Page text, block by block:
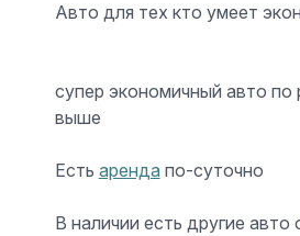
Авто для тех кто умеет
супер экономичный авто
выше
Есть аренда по-суточно
В наличии есть другие